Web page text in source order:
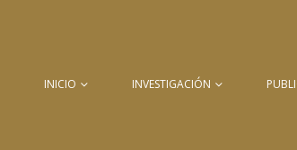
INICIO INVESTIGACIÓN